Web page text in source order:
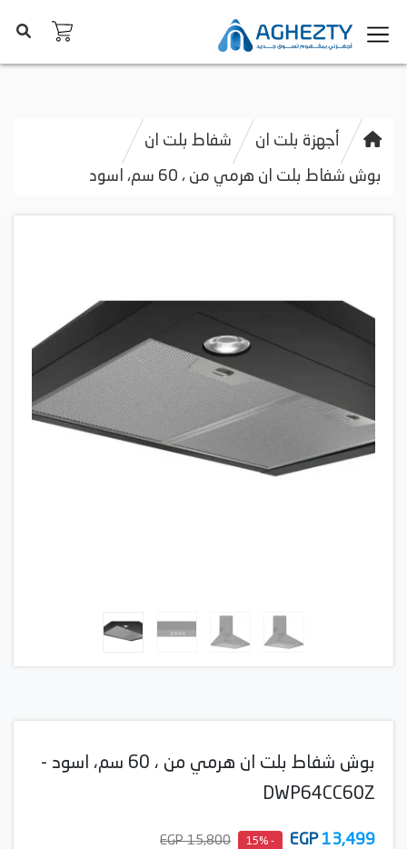
أجهزة بلت ان شفاط بلت ان
بوش شفاط بلت ان هرمي من ، 60 سم، اسود
بوش شفاط بلت ان هرمي من ، 60 سم، اسود -
DWP64CC60Z
13,499
EGP
- 15%
15,800 EGP